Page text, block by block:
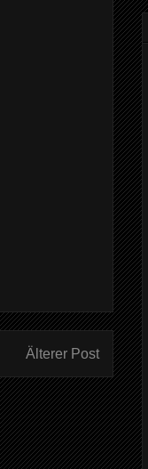
Älterer Post